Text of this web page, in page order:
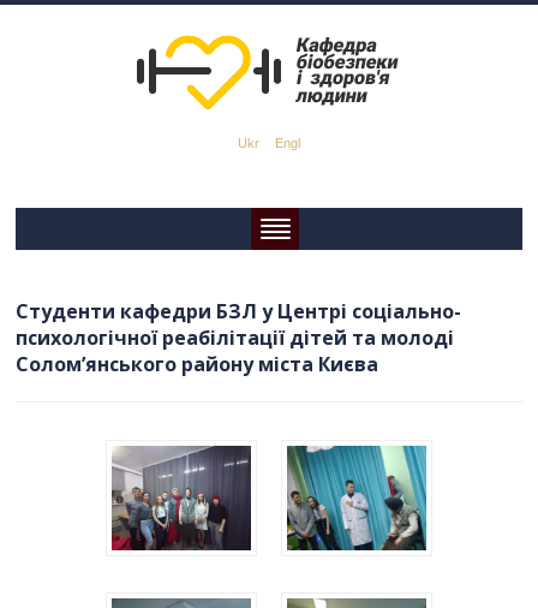
Ukr Engl
Студенти кафедри БЗЛ у Центрі соціально-
психологічної реабілітації дітей та молоді
Солом’янського району міста Києва